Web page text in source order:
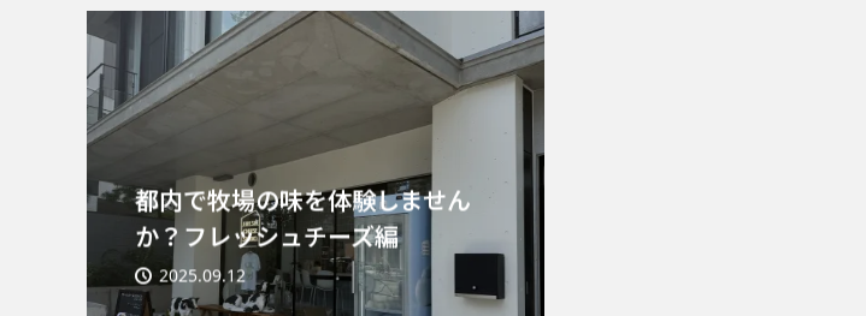
都内で牧場の味を体験しません
か？フレッシュチーズ編
2025.09.12